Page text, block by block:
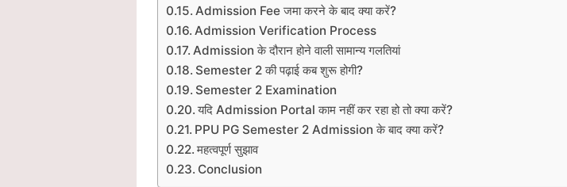
Admission Fee जमा करने के बाद क्या करें?
Admission Verification Process
Admission के दौरान होने वाली सामान्य गलतियां
Semester 2 की पढ़ाई कब शुरू होगी?
Semester 2 Examination
यदि Admission Portal काम नहीं कर रहा हो तो क्या करें?
PPU PG Semester 2 Admission के बाद क्या करें?
महत्वपूर्ण सुझाव
Conclusion